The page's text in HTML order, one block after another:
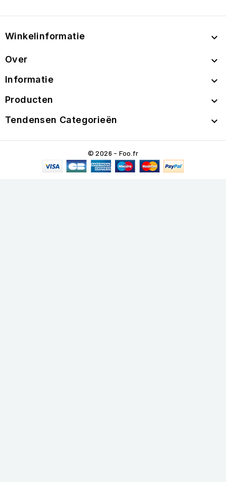
Winkelinformatie 
Over 
Informatie 
Producten 
Tendensen Categorieën 
© 2026 - Foo.fr